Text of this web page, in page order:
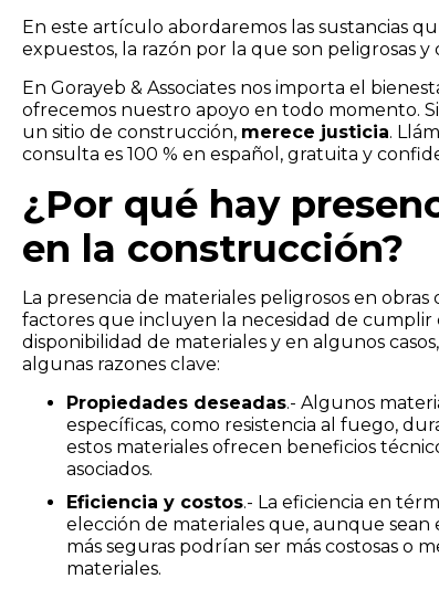
En este artículo abordaremos las sustancias
expuestos, la razón por la que son peligrosas
En Gorayeb & Associates nos importa el
ofrecemos nuestro apoyo en todo momento.
un sitio de construcción, merece justicia.
consulta es 100 % en español, gratuita y
¿Por qué hay
en la construcción?
La presencia de materiales peligrosos en
factores que incluyen la necesidad de
disponibilidad de materiales y en algunos
algunas razones clave:
Propiedades deseadas.- Algunos
específicas, como resistencia al fuego,
estos materiales ofrecen beneficios
asociados.
Eficiencia y costos.- La eficiencia en
elección de materiales que, aunque
más seguras podrían ser más costosas o
materiales.